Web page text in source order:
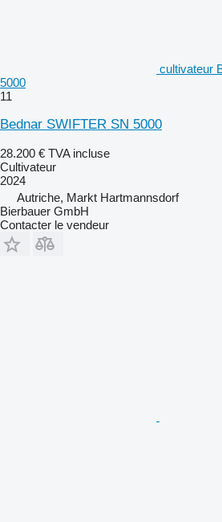
cultivateur
5000
11
Bednar SWIFTER SN 5000
28.200 € TVA incluse
Cultivateur
2024
Autriche, Markt Hartmannsdorf
Bierbauer GmbH
Contacter le vendeur